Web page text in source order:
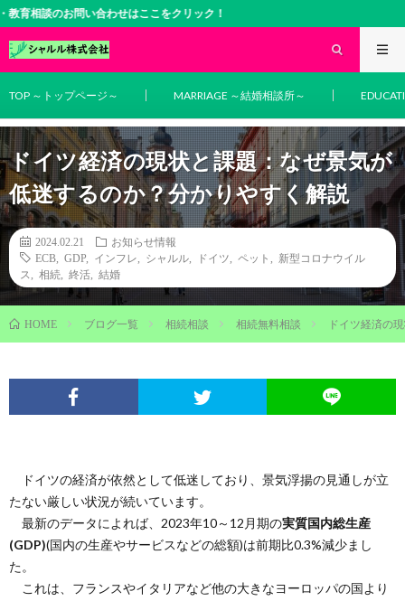
のお問い合わせはここをクリック！
TOP ～トップページ～ MARRIAGE ～結婚相談所～
ドイツ経済の現状と課題：なぜ景気が
低迷するのか？分かりやすく解説
2024.02.21
お知らせ情報
ECB
GDP インフレ シャルル ドイツ ペット
新型コロナウイル
ス
相続 終活 結婚
HOME ブログ一覧 相続相談 相続無料相談 ドイツ経済の
ドイツの経済が依然として低迷しており、景気浮揚の見通しが立
たない厳しい状況が続いています。
最新のデータによれば、2023年10～12月期の実質国内総生産
(GDP)(国内の生産やサービスなどの総額)は前期比0.3%減少まし
た。
これは、フランスやイタリアなど他の大きなヨーロッパの国より